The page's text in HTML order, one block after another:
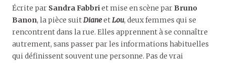
Écrite par Sandra Fabbriet mise en scène par Bruno
Banon, la pièce suitDianeetLou, deux femmes qui se
rencontrent dans la rue. Elles apprennent à se connaître
autrement, sans passer par les informations habituelles
qui définissent souvent une personne. Pas de vrai